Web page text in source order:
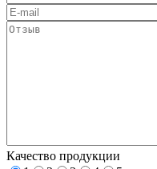
Качество продукции